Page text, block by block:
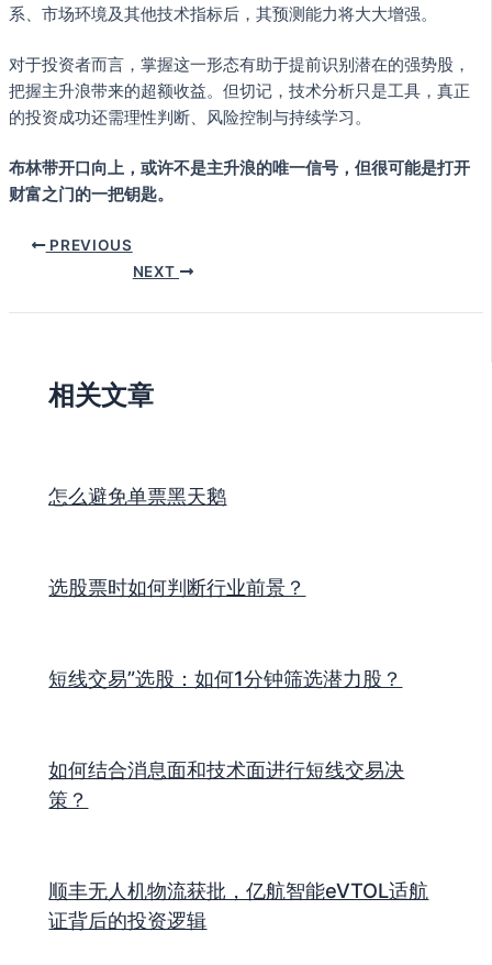
系、市场环境及其他技术指标后，其预测能力将大大增强。
对于投资者而言，掌握这一形态有助于提前识别潜在的强势股，
把握主升浪带来的超额收益。但切记，技术分析只是工具，真正
的投资成功还需理性判断、风险控制与持续学习。
布林带开口向上，或许不是主升浪的唯一信号，但很可能是打开
财富之门的一把钥匙。
PREVIOUS
NEXT
相关文章
怎么避免单票黑天鹅
选股票时如何判断行业前景？
短线交易”选股：如何1分钟筛选潜力股？
如何结合消息面和技术面进行短线交易决
策？
顺丰无人机物流获批，亿航智能eVTOL适航
证背后的投资逻辑